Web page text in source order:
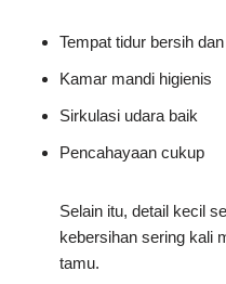
Tempat tidur bersih
Kamar mandi higienis
Sirkulasi udara baik
Pencahayaan cukup
Selain itu, detail kecil
kebersihan sering kali
tamu.